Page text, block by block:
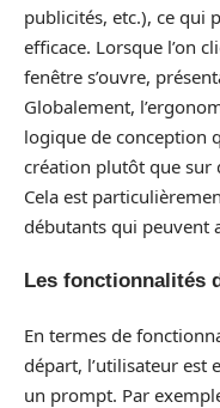
publicités, etc.), ce qui
efficace. Lorsque l’on
fenêtre s’ouvre,
Globalement,
logique de conception
création plutôt que sur
Cela est
débutants qui peuvent
Les fonctionnalités
En termes de
départ, l’utilisateur est
un prompt. Par